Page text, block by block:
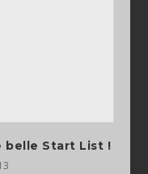
belle Start List !